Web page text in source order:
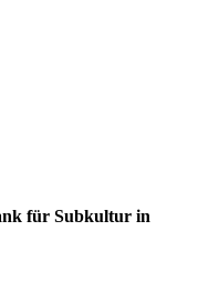
für Subkultur in